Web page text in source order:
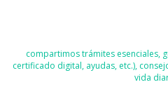
compartimos trámites esenciales,
certificado digital, ayudas, etc.),
vida